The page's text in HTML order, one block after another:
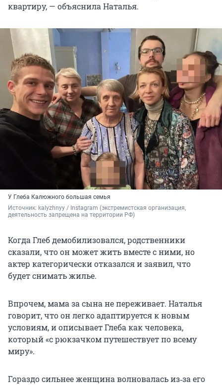
квартиру, — объяснила Наталья.
У Глеба Калюжного большая семья
Источник: kalyzhnyy / Instagram (экстремистская организация,
деятельность запрещена на территории РФ)
Когда Глеб демобилизовался, родственники
сказали, что он может жить вместе с ними, но
актер категорически отказался и заявил, что
будет снимать жилье.
Впрочем, мама за сына не переживает. Наталья
говорит, что он легко адаптируется к новым
условиям, и описывает Глеба как человека,
который «с рюкзачком путешествует по всему
миру».
Гораздо сильнее женщина волновалась из‑за его